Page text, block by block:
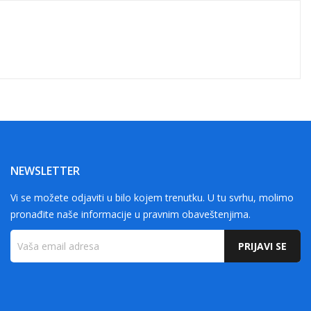
NEWSLETTER
Vi se možete odjaviti u bilo kojem trenutku. U tu svrhu, molimo
pronađite naše informacije u pravnim obaveštenjima.